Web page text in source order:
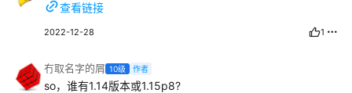
查看链接
2022-12-28 1
冇取名字的屑 10级 作者
so，谁有1.14版本或1.15p8?